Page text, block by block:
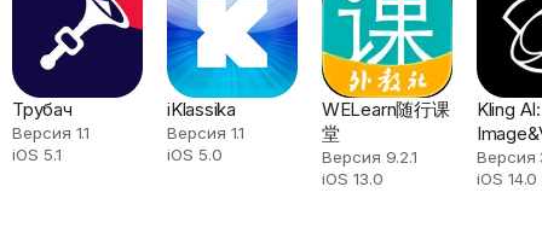
Трубач
Версия 1.1
iOS 5.1
iKlassika
Версия 1.1
iOS 5.0
WELearn随行课
堂
Версия 9.2.1
iOS 13.0
Kling
Maker
Версия
iOS 14.0